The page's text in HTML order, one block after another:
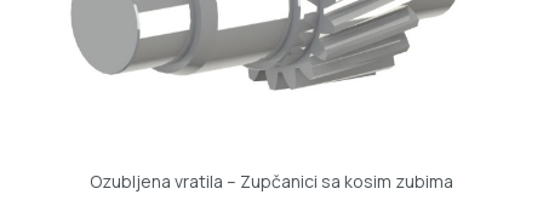
Ozubljena vratila – Zupčanici sa kosim zubima